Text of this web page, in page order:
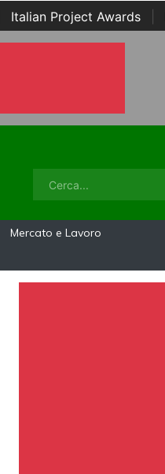
Italian Project Awards
Mercato e Lavoro